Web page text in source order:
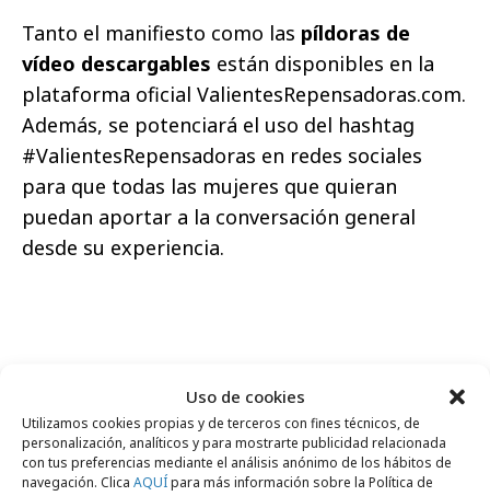
Uso de cookies
Utilizamos cookies propias y de terceros con fines técnicos, de
personalización, analíticos y para mostrarte publicidad relacionada
con tus preferencias mediante el análisis anónimo de los hábitos de
navegación. Clica AQUÍpara más información sobre la Política de
Tanto el manifiesto como las píldoras de
vídeo descargables están disponibles en la
plataforma oficial ValientesRepensadoras.com.
Además, se potenciará el uso del hashtag
#ValientesRepensadoras en redes sociales
para que todas las mujeres que quieran
puedan aportar a la conversación general
desde su experiencia.